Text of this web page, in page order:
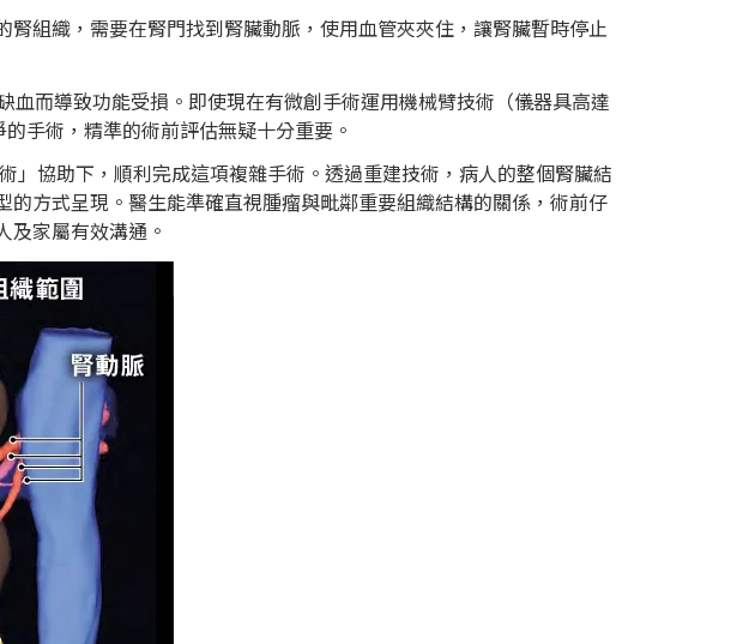
組織，需要在腎門找到腎臟動脈，使用血管夾夾住，讓腎臟暫時停止
而導致功能受損。即使現在有微創手術運用機械臂技術（儀器具高達
手術，精準的術前評估無疑十分重要。
協助下，順利完成這項複雜手術。透過重建技術，病人的整個腎臟結
方式呈現。醫生能準確直視腫瘤與毗鄰重要組織結構的關係，術前仔
家屬有效溝通。